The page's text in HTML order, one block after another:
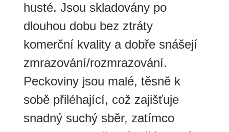
husté. Jsou skladovány po
dlouhou dobu bez ztráty
komerční kvality a dobře snášejí
zmrazování/rozmrazování.
Peckoviny jsou malé, těsně k
sobě přiléhající, což zajišťuje
snadný suchý sběr, zatímco